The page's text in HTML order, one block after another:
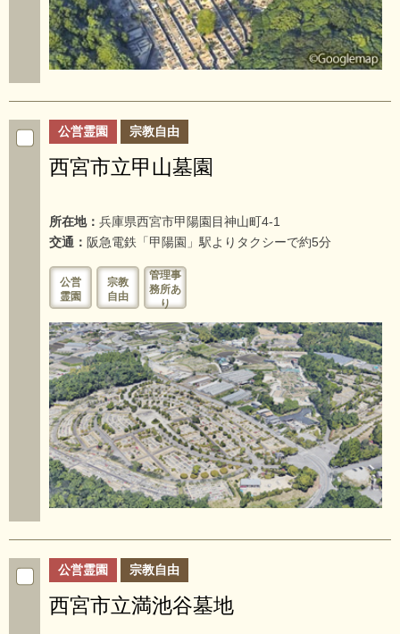
公営霊園 宗教自由
西宮市立甲山墓園
所在地： 兵庫県西宮市甲陽園目神山町4-1
交通： 阪急電鉄「甲陽園」駅よりタクシーで約5分
公営
霊園
宗教
自由
管理事
務所あ
り
公営霊園 宗教自由
西宮市立満池谷墓地